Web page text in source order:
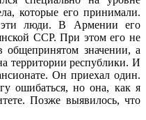
которые его принимали.
люди. В Армении его
ССР. При этом его не
общепринятом значении, а
территории республики. И
Он приехал один.
ошибаться, но она, как я
Позже выявилось, что